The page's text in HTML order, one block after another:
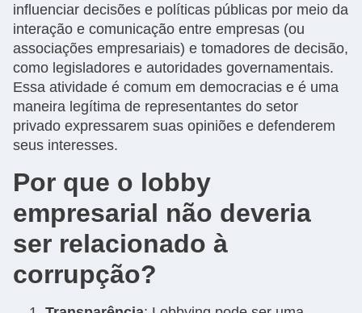
influenciar decisões e políticas públicas por meio da
interação e comunicação entre empresas (ou
associações empresariais) e tomadores de decisão,
como legisladores e autoridades governamentais.
Essa atividade é comum em democracias e é uma
maneira legítima de representantes do setor
privado expressarem suas opiniões e defenderem
seus interesses.
Por que o lobby
empresarial não deveria
ser relacionado à
corrupção?